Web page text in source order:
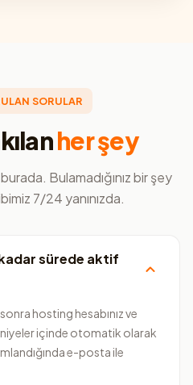
SORULAR
her şey
Bulamadığınız bir şey
7/24 yanınızda.
sürede aktif
hosting hesabınız ve
içinde otomatik olarak
e-posta ile